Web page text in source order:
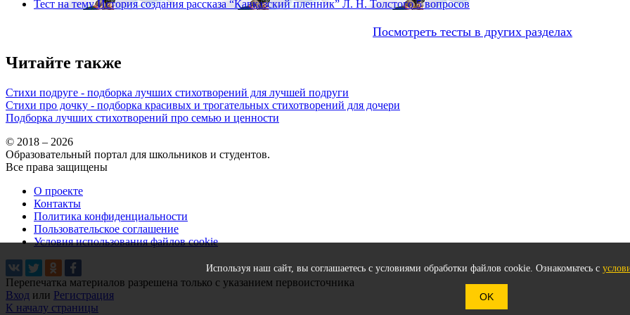
Тест на тему История создания рассказа “Кавказский пленник” Л. Н. Толстого 5 вопросов
Посмотреть тесты в других разделах
Читайте также
Стихи подруге - подборка лучших стихотворений для лучшей подруги
Стихи про дочку - подборка красивых и трогательных стихотворений для дочери
Подборка лучших стихотворений про семью и ценности
Используя наш сайт, вы соглашаетесь с условиями обработки файлов cookie. Ознакомьтесь с
OK
© 2018 – 2026
Образовательный портал для школьников и студентов.
Все права защищены
О проекте
Контакты
Политика конфиденциальности
Пользовательское соглашение
Условия использования файлов cookie
Перепечатка материалов разрешена только с указанием первоисточника
Вход или Регистрация
К началу страницы